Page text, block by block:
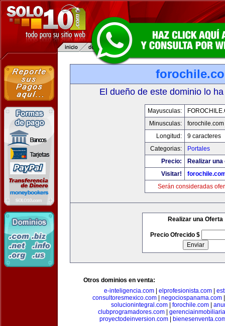
El dueño de este dominio lo
Mayusculas:
Minusculas:
forochile.com
Longitud:
9 caracteres
Categorias:
Portales
Precio:
Realizar
Visitar!
Serán consideradas
Realizar una Oferta
Precio Ofrecido $
Otros dominios en venta:
e-inteligencia.com
elprofesionista.com
consultoresmexico.com| negociospanama.com
solucionintegral.com| forochile.com|
clubprogramadores.com
proyectodeinversion.com|